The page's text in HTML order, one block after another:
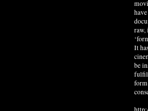
raw,
It
be